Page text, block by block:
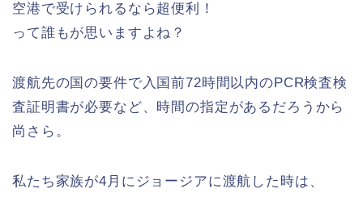
空港で受けられるなら超便利！
って誰もが思いますよね？
渡航先の国の要件で入国前72時間以内のPCR検査検
査証明書が必要など、時間の指定があるだろうから
尚さら。
私たち家族が4月にジョージアに渡航した時は、